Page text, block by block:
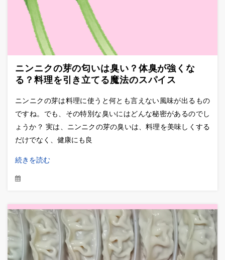
ニンニクの芽の匂いは臭い？体臭が強くな
る？料理を引き立てる魔法のスパイス
ニンニクの芽は料理に使うと何とも言えない風味が出るもの
ですね。でも、その特別な臭いにはどんな秘密があるのでし
ょうか？ 実は、ニンニクの芽の臭いは、料理を美味しくする
だけでなく、健康にも良
続きを読む